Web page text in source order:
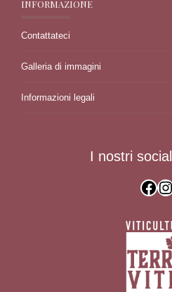
INFORMAZIONE
Contattateci
Galleria di immagini
Informazioni legali
I nostri
Facebook Instagram